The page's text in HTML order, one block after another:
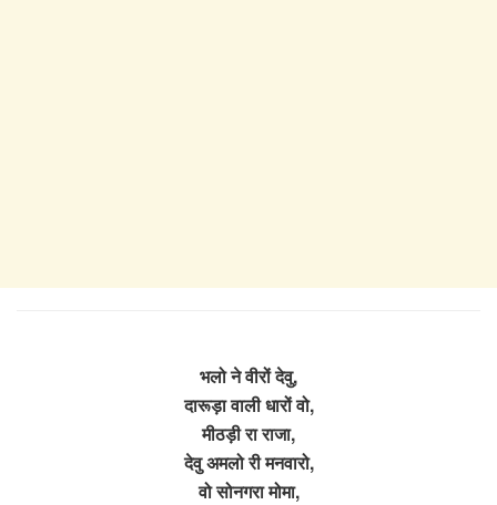
भलो ने वीरों देवु,
दारूड़ा वाली धारों वो,
मीठड़ी रा राजा,
देवु अमलो री मनवारो,
वो सोनगरा मोमा,